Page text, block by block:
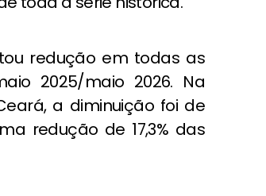
redução em todas as
2025/maio 2026. Na
a diminuição foi de
redução de 17,3% das